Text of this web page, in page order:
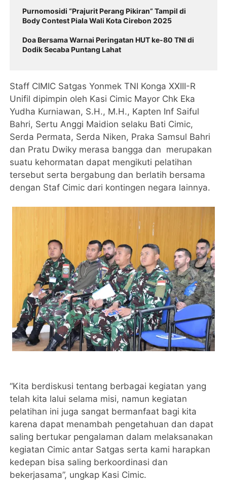
Purnomosidi “Prajurit Perang Pikiran” Tampil di
Body Contest Piala Wali Kota Cirebon 2025
Doa Bersama Warnai Peringatan HUT ke-80 TNI di
Dodik Secaba Puntang Lahat
Staff CIMIC Satgas Yonmek TNI Konga XXIII-R
Unifil dipimpin oleh Kasi Cimic Mayor Chk Eka
Yudha Kurniawan, S.H., M.H., Kapten Inf Saiful
Bahri, Sertu Anggi Maidion selaku Bati Cimic,
Serda Permata, Serda Niken, Praka Samsul Bahri
dan Pratu Dwiky merasa bangga dan merupakan
suatu kehormatan dapat mengikuti pelatihan
tersebut serta bergabung dan berlatih bersama
dengan Staf Cimic dari kontingen negara lainnya.
“Kita berdiskusi tentang berbagai kegiatan yang
telah kita lalui selama misi, namun kegiatan
pelatihan ini juga sangat bermanfaat bagi kita
karena dapat menambah pengetahuan dan dapat
saling bertukar pengalaman dalam melaksanakan
kegiatan Cimic antar Satgas serta kami harapkan
kedepan bisa saling berkoordinasi dan
bekerjasama”, ungkap Kasi Cimic.